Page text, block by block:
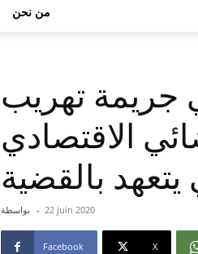
من نحن
تهريب
الاقتصادي
يتعهد بالقضية
بواسطة - 22 juin 2020
Facebook X